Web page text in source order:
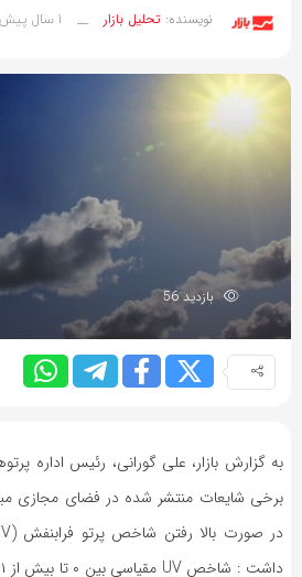
نویسنده: تحلیل بازار __ 1 سال پیش
بازدید 56
به گزارش بازار، علی گورانی، رئیس اداره
برخی شایعات منتشر شده در فضای مجازی